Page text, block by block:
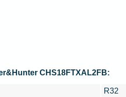
CHS18FTXAL2FB:
R32